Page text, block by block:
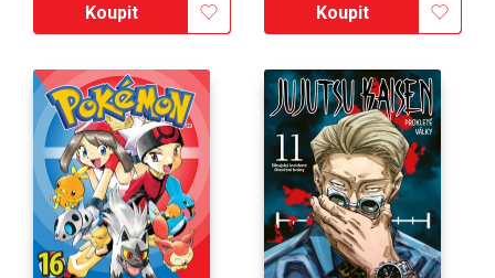
Koupit Koupit